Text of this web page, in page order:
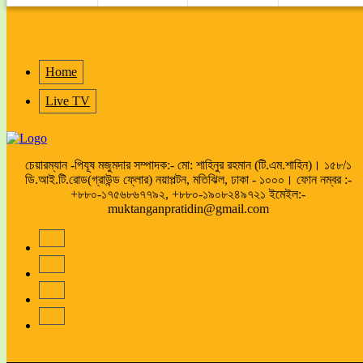
Home
Live TV
চেয়ারম্যান -পিযূষ মজুমদার সম্পাদক:- মো: শাহিনুর রহমান (টি.এম.শাহিন)। ১৫৮/১
ডি.আই.টি.রোড(গ্রাউন্ড ফ্লোর) নয়াপল্টন, মতিঝিল, ঢাকা - ১০০০। ফোন নম্বর :-
+৮৮০-১৭৫৬৮৬৭৭৯২, +৮৮০-১৯০৮২৪৯৭২১ ইমেইল:-
muktanganpratidin@gmail.com